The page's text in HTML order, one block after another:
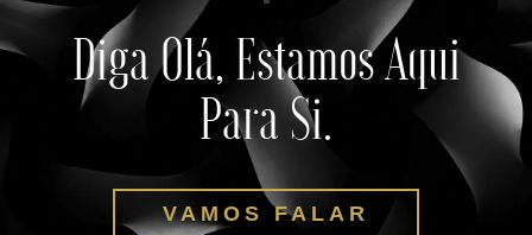
Diga Olá, Estamos Aqui
Para Si.
VAMOS FALAR